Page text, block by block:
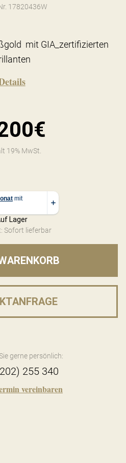
17820436W
mit GIA_zertifizierten
19% MwSt.
Lager
Sofort lieferbar
gerne persönlich:
255 340
vereinbaren